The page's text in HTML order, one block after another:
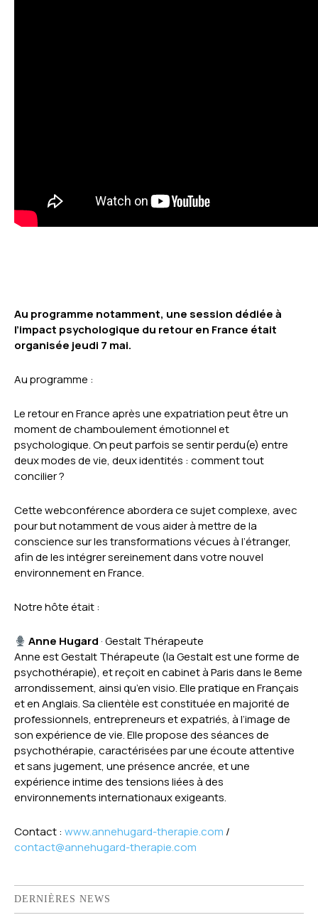
Au programme notamment, une session dédiée à
l’impact psychologique du retour en France était
organisée jeudi 7 mai.
Au programme :
Le retour en France après une expatriation peut être un
moment de chamboulement émotionnel et
psychologique. On peut parfois se sentir perdu(e) entre
deux modes de vie, deux identités : comment tout
concilier ?
Cette webconférence abordera ce sujet complexe, avec
pour but notamment de vous aider à mettre de la
conscience sur les transformations vécues à l’étranger,
afin de les intégrer sereinement dans votre nouvel
environnement en France.
Notre hôte était :
Anne Hugard · Gestalt Thérapeute
Anne est Gestalt Thérapeute (la Gestalt est une forme de
psychothérapie), et reçoit en cabinet à Paris dans le 8eme
arrondissement, ainsi qu’en visio. Elle pratique en Français
et en Anglais. Sa clientèle est constituée en majorité de
professionnels, entrepreneurs et expatriés, à l’image de
son expérience de vie. Elle propose des séances de
psychothérapie, caractérisées par une écoute attentive
et sans jugement, une présence ancrée, et une
expérience intime des tensions liées à des
environnements internationaux exigeants.
Contact : www.annehugard-therapie.com /
contact@annehugard-therapie.com
DERNIÈRES NEWS